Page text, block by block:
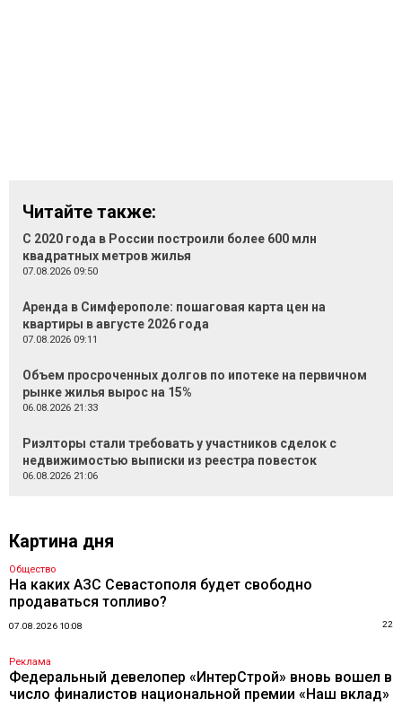
Читайте также:
С 2020 года в России построили более 600 млн
квадратных метров жилья
07.08.2026 09:50
Аренда в Симферополе: пошаговая карта цен на
квартиры в августе 2026 года
07.08.2026 09:11
Объем просроченных долгов по ипотеке на первичном
рынке жилья вырос на 15%
06.08.2026 21:33
Риэлторы стали требовать у участников сделок с
недвижимостью выписки из реестра повесток
06.08.2026 21:06
Картина дня
Общество
На каких АЗС Севастополя будет свободно
продаваться топливо?
07.08.2026 10:08 22
Реклама
Федеральный девелопер «ИнтерСтрой» вновь вошел в
число финалистов национальной премии «Наш вклад»